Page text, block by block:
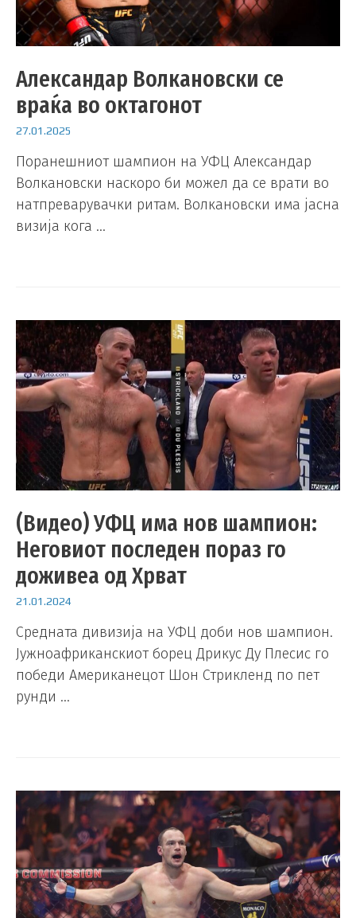
Александар Волкановски се
враќа во октагонот
27.01.2025
Поранешниот шампион на УФЦ Александар
Волкановски наскоро би можел да се врати во
натпреварувачки ритам. Волкановски има јасна
визија кога …
(Видео) УФЦ има нов шампион:
Неговиот последен пораз го
доживеа од Хрват
21.01.2024
Средната дивизија на УФЦ доби нов шампион.
Јужноафриканскиот борец Дрикус Ду Плесис го
победи Американецот Шон Стрикленд по пет
рунди …